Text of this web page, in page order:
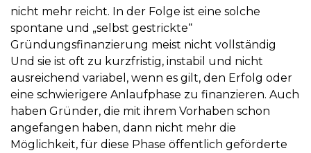
nicht mehr reicht. In der Folge ist eine solche
spontane und „selbst gestrickte“
Gründungsfinanzierung meist nicht vollständig
Und sie ist oft zu kurzfristig, instabil und nicht
ausreichend variabel, wenn es gilt, den Erfolg oder
eine schwierigere Anlaufphase zu finanzieren. Auch
haben Gründer, die mit ihrem Vorhaben schon
angefangen haben, dann nicht mehr die
Möglichkeit, für diese Phase öffentlich geförderte